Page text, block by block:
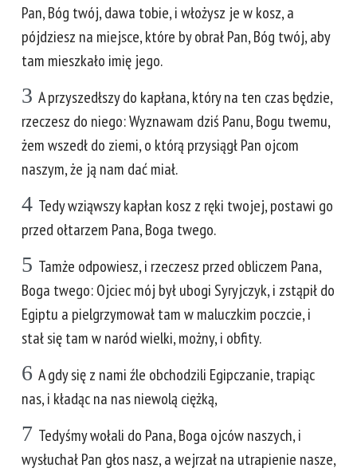
Pan, Bóg twój, dawa tobie, i włożysz je w kosz, a
pójdziesz na miejsce, które by obrał Pan, Bóg twój, aby
tam mieszkało imię jego.
3 A przyszedłszy do kapłana, który na ten czas będzie,
rzeczesz do niego: Wyznawam dziś Panu, Bogu twemu,
żem wszedł do ziemi, o którą przysiągł Pan ojcom
naszym, że ją nam dać miał.
4 Tedy wziąwszy kapłan kosz z ręki twojej, postawi go
przed ołtarzem Pana, Boga twego.
5 Tamże odpowiesz, i rzeczesz przed obliczem Pana,
Boga twego: Ojciec mój był ubogi Syryjczyk, i zstąpił do
Egiptu a pielgrzymował tam w maluczkim poczcie, i
stał się tam w naród wielki, możny, i obfity.
6 A gdy się z nami źle obchodzili Egipczanie, trapiąc
nas, i kładąc na nas niewolą ciężką,
7 Tedyśmy wołali do Pana, Boga ojców naszych, i
wysłuchał Pan głos nasz, a wejrzał na utrapienie nasze,